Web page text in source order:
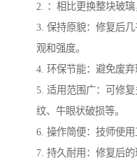
2. ：相比更换整块玻璃
3. 保持原貌：修复后
观和强度。
4. 环保节能：避免废弃
5. 适用范围广：可修
纹、牛眼状破损等。
6. 操作简便：技师使用
7. 持久耐用：修复后